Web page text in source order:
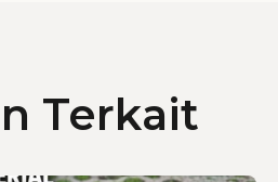
Terkait